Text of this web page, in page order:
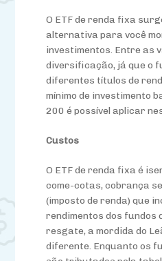
O ETF de renda fixa
alternativa para você
investimentos. Entre as
diversificação, já que o
diferentes títulos de
mínimo de investimento
200 é possível aplicar
Custos
O ETF de renda fixa é
come-cotas, cobrança
(imposto de renda) que
rendimentos dos fundos
resgate, a mordida do
diferente. Enquanto os